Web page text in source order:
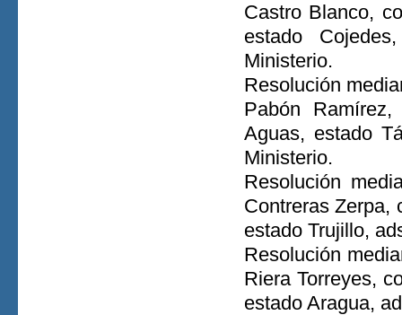
Castro Blanco,
estado
Ministerio.
Resolución
Pabón
Aguas, estado
Ministerio.
Resolución
Contreras Zerpa,
estado Trujillo,
Resolución
Riera Torreyes,
estado Aragua,